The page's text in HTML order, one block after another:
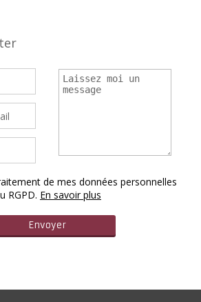
de mes données personnelles
RGPD. En savoir plus